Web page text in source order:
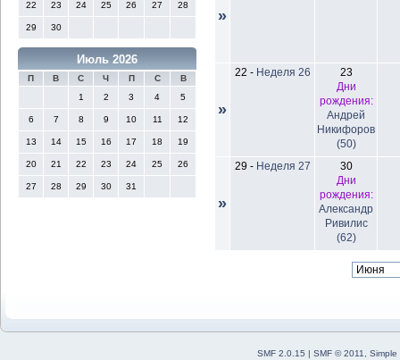
22 23 24 25 26 27 28
29 30
Июль 2026
П В С Ч П С
В
1
2 3 4 5
6 7 8 9 10 11 12
13 14 15 16 17 18 19
20 21 22 23 24 25 26
27 28 29 30 31
»
»
22 - Неделя 26
23
Дни
рождения:
Андрей
Никифоров
(50)
»
29 - Неделя 27
30
Дни
рождения:
Александр
Ривилис
(62)
SMF 2.0.15 | SMF © 2011, Simple